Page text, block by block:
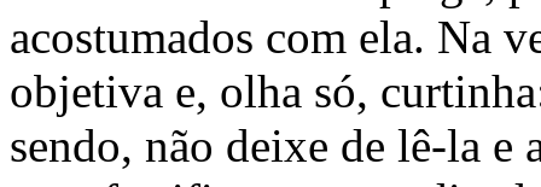
acostumados com ela. Na
objetiva e, olha só,
sendo, não deixe de lê-la